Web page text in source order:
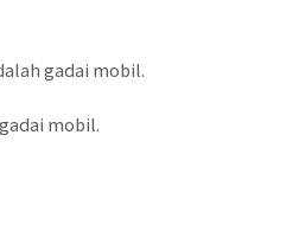
gadai mobil.
mobil.